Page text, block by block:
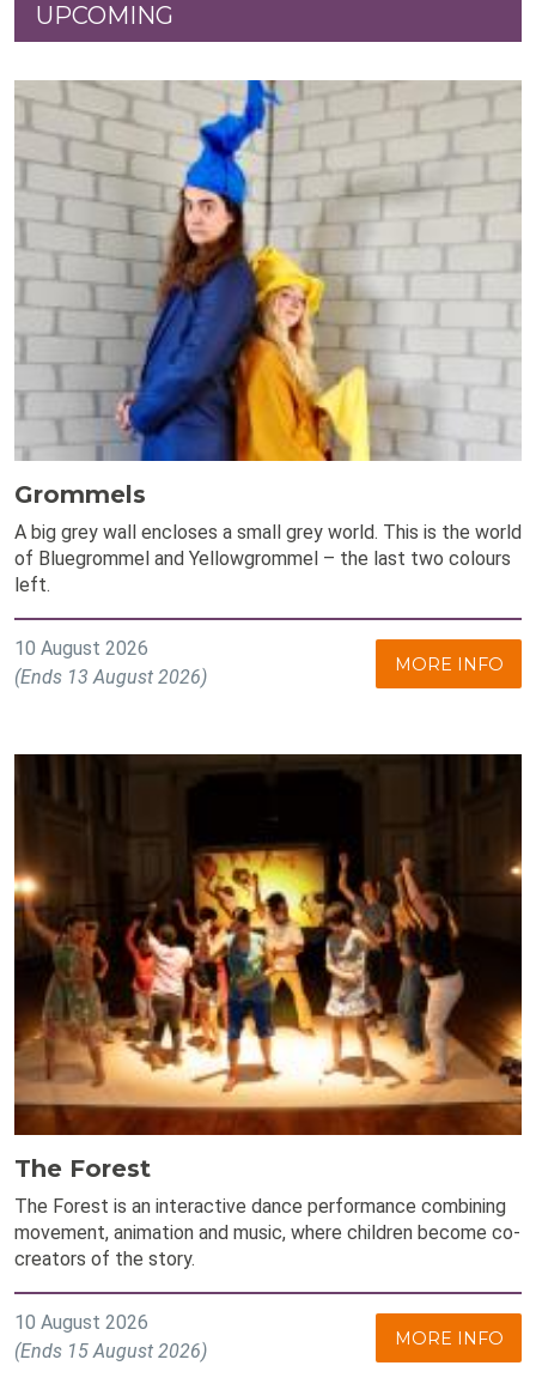
UPCOMING
Grommels
A big grey wall encloses a small grey world. This is the world
of Bluegrommel and Yellowgrommel – the last two colours
left.
10 August 2026
(Ends 13 August 2026)
MORE INFO
The Forest
The Forest is an interactive dance performance combining
movement, animation and music, where children become co-
creators of the story.
10 August 2026
(Ends 15 August 2026)
MORE INFO